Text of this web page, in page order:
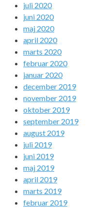
juli 2020
juni 2020
maj 2020
april 2020
marts 2020
februar 2020
januar 2020
december 2019
november 2019
oktober 2019
september 2019
august 2019
juli 2019
juni 2019
maj 2019
april 2019
marts 2019
februar 2019